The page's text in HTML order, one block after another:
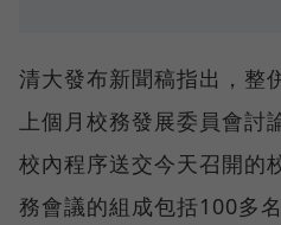
清大發布新聞稿指出，整
上個月校務發展委員會討
校內程序送交今天召開的
務會議的組成包括100多